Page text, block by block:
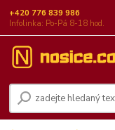
+420 776 839 986
Infolinka: Po-Pá 8-18 hod.